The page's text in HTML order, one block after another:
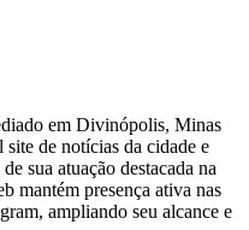
em Divinópolis, Minas
de notícias da cidade e
sua atuação destacada na
mantém presença ativa nas
ampliando seu alcance e